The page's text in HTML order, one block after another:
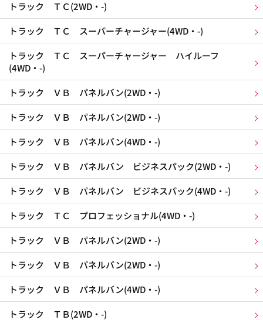
トラック ＴＣ(2WD・-)
トラック ＴＣ スーパーチャージャー(4WD・-)
トラック ＴＣ スーパーチャージャー ハイルーフ
(4WD・-)
トラック ＶＢ パネルバン(2WD・-)
トラック ＶＢ パネルバン(2WD・-)
トラック ＶＢ パネルバン(4WD・-)
トラック ＶＢ パネルバン ビジネスパック(2WD・-)
トラック ＶＢ パネルバン ビジネスパック(4WD・-)
トラック ＴＣ プロフェッショナル(4WD・-)
トラック ＶＢ パネルバン(2WD・-)
トラック ＶＢ パネルバン(2WD・-)
トラック ＶＢ パネルバン(4WD・-)
トラック ＴＢ(2WD・-)